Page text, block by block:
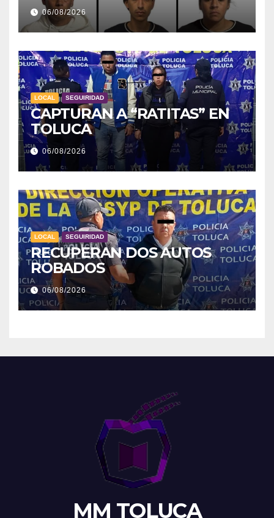
06/08/2026
LOCAL SEGUIRIDAD
CAPTURAN A “RATITAS” EN
TOLUCA
06/08/2026
LOCAL SEGUIRIDAD
RECUPERAN DOS AUTOS
ROBADOS
06/08/2026
MM TOLUCA